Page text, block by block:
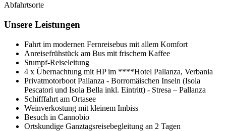
Abfahrtsorte
Unsere Leistungen
Fahrt im modernen Fernreisebus mit allem Komfort
Anreisefrühstück am Bus mit frischem Kaffee
Stumpf-Reiseleitung
4 x Übernachtung mit HP im ****Hotel Pallanza, Verbania
Privatmotorboot Pallanza - Borromäischen Inseln (Isola
Pescatori und Isola Bella inkl. Eintritt) - Stresa – Pallanza
Schifffahrt am Ortasee
Weinverkostung mit kleinem Imbiss
Besuch in Cannobio
Ortskundige Ganztagsreisebegleitung an 2 Tagen